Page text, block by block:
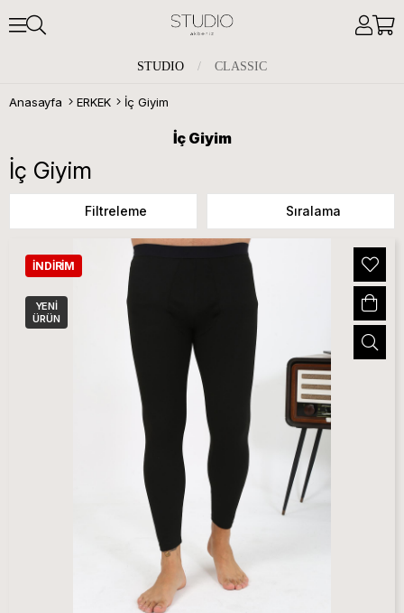
STUDIO / CLASSIC
Anasayfa ERKEK İç Giyim
İç Giyim
İç Giyim
Filtreleme Sıralama
İNDIRIM
YENI
ÜRÜN